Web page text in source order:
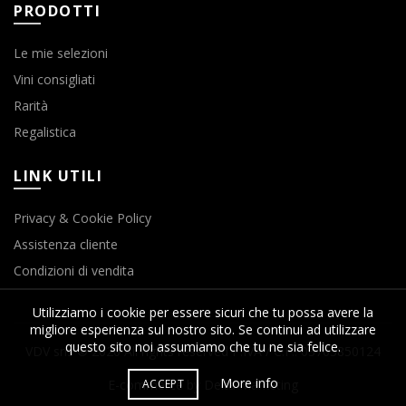
PRODOTTI
Le mie selezioni
Vini consigliati
Rarità
Regalistica
LINK UTILI
Privacy & Cookie Policy
Assistenza cliente
Condizioni di vendita
VDV srls © 2020 All rights reserved P.IVA / C.F.: 03763850124
E-commerce by Delta Marketing
Utilizziamo i cookie per essere sicuri che tu possa avere la
migliore esperienza sul nostro sito. Se continui ad utilizzare
questo sito noi assumiamo che tu ne sia felice.
ACCEPT More info